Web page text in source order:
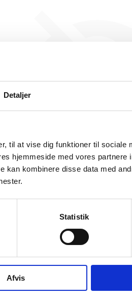
Detaljer
til at vise dig funktioner til sociale
hjemmeside med vores partnere
kan kombinere disse data med
Statistik
Afvis
Virova ApS har ikke haft
endnu. Vi kan derfor ikke
for denne
Horsens